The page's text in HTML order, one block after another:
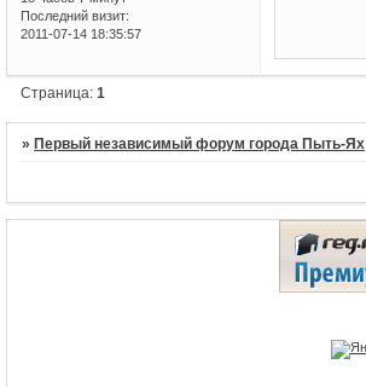
Последний визит:
2011-07-14 18:35:57
Страница:1
»Первый независимый форум города Пыть-Ях